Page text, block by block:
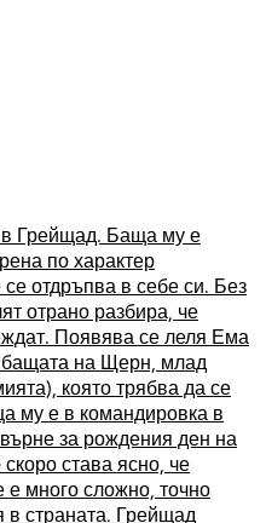
Грейщад. Баща му е
по характер
отдръпва в себе си. Без
отрано разбира, че
Появява се леля Ема
бащата на Щерн, млад
която трябва да се
му е в командировка в
за рождения ден на
става ясно, че
е много сложно, точно
в страната. Грейщад